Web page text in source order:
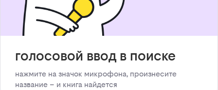
голосовой ввод в поиске
нажмите на значок микрофона, произнесите
название – и книга найдется